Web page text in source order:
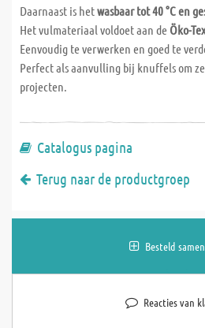
Daarnaast is hetwasbaar tot 40 °C en
Het vulmateriaal voldoet aan de Öko-
Eenvoudig te verwerken en goed te
Perfect als aanvulling bij knuffels om
projecten.
Catalogus pagina
Terug naar de productgroep
Besteld
Reacties van